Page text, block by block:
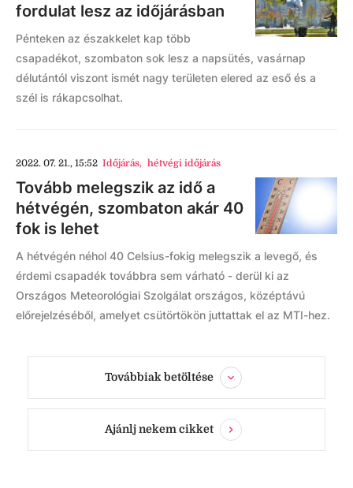
fordulat lesz az időjárásban
Pénteken az északkelet kap több
csapadékot, szombaton sok lesz a napsütés, vasárnap
délutántól viszont ismét nagy területen elered az eső és a
szél is rákapcsolhat.
2022. 07. 21., 15:52 Időjárás, hétvégi időjárás
Tovább melegszik az idő a
hétvégén, szombaton akár 40
fok is lehet
A hétvégén néhol 40 Celsius-fokig melegszik a levegő, és
érdemi csapadék továbbra sem várható - derül ki az
Országos Meteorológiai Szolgálat országos, középtávú
előrejelzéséből, amelyet csütörtökön juttattak el az MTI-hez.
Továbbiak betöltése
Ajánlj nekem cikket